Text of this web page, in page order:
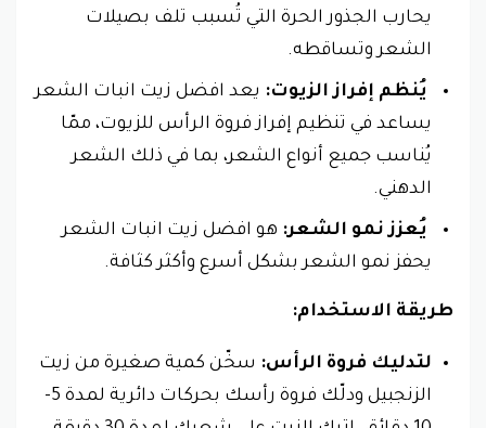
يحارب الجذور الحرة التي تُسبب تلف بصيلات
الشعر وتساقطه.
يُنظم إفراز الزيوت: يعد افضل زيت انبات الشعر
يساعد في تنظيم إفراز فروة الرأس للزيوت، ممّا
يُناسب جميع أنواع الشعر، بما في ذلك الشعر
الدهني.
يُعزز نمو الشعر: هو افضل زيت انبات الشعر
يحفز نمو الشعر بشكل أسرع وأكثر كثافة.
طريقة الاستخدام:
لتدليك فروة الرأس: سخّن كمية صغيرة من زيت
الزنجبيل ودلّك فروة رأسك بحركات دائرية لمدة 5-